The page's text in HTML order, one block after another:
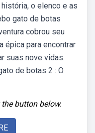
o elenco e as
gato de botas
cobrou seu
épica para encontrar
suas nove vidas.
de botas 2 : O
button below.